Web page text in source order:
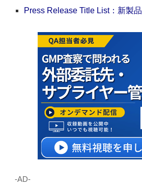
Press Release Title List：新製品
‐AD‐